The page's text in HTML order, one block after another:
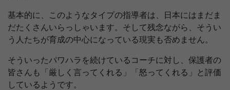
基本的に、このようなタイプの指導者は、日本にはまだま
だたくさんいらっしゃいます。そして残念ながら、そうい
う人たちが育成の中心になっている現実も否めません。
そういったパワハラを続けているコーチに対し、保護者の
皆さんも「厳しく言ってくれる」「怒ってくれる」と評価
しているようです。